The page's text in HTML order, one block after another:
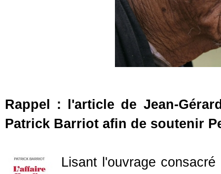
Rappel : l'article de Jean-
Patrick Barriot afin de soutenir
Lisant l'ouvrage